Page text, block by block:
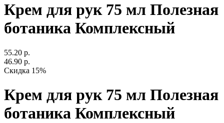
Крем для рук 75 мл Полезная
ботаника Комплексный
55.20 р.
46.90 р.
Скидка 15%
Крем для рук 75 мл Полезная
ботаника Комплексный